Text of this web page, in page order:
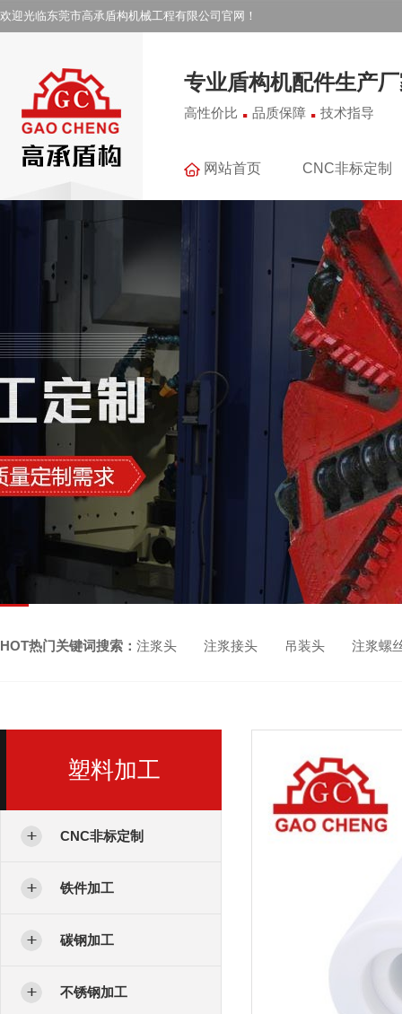
欢迎光临东莞市高承盾构机械工程有限公司官网！
专业盾构机配件生产
高性价比 . 品质保障 . 技术指导
网站首页 CNC非标定制
HOT热门关键词搜索： 注浆头 注浆接头 吊装头 注浆螺
塑料加工
CNC非标定制
铁件加工
碳钢加工
不锈钢加工